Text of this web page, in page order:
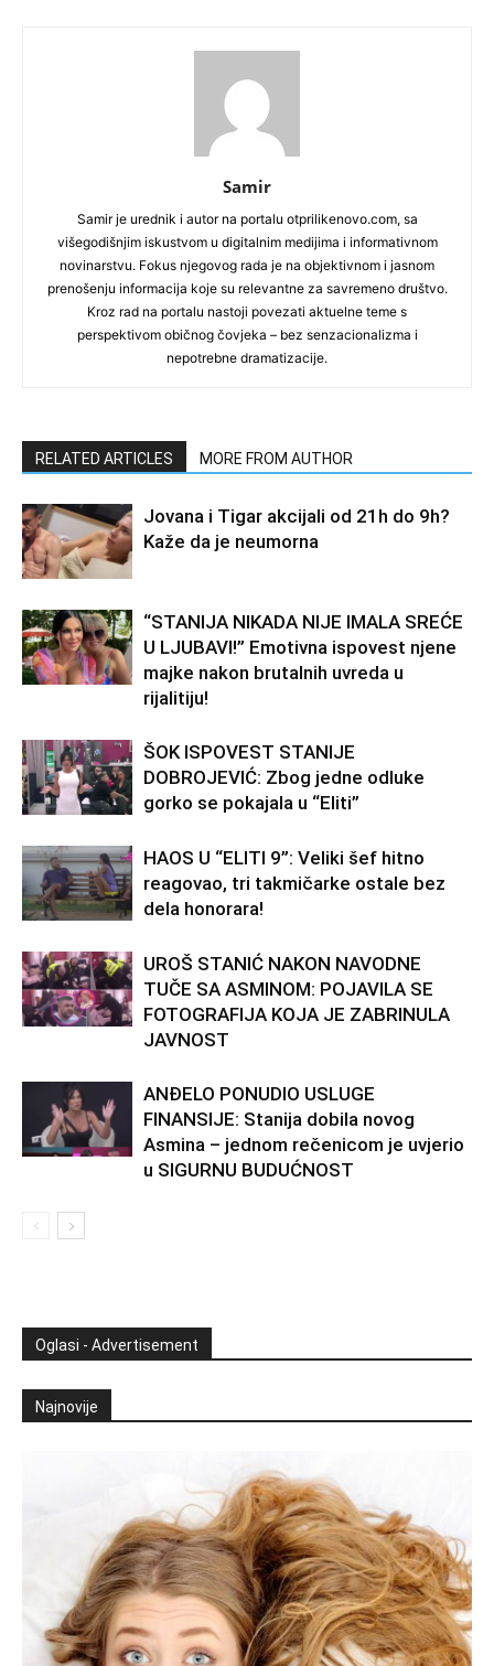
Samir
Samir je urednik i autor na portalu otprilikenovo.com, sa
višegodišnjim iskustvom u digitalnim medijima i informativnom
novinarstvu. Fokus njegovog rada je na objektivnom i jasnom
prenošenju informacija koje su relevantne za savremeno društvo.
Kroz rad na portalu nastoji povezati aktuelne teme s
perspektivom običnog čovjeka – bez senzacionalizma i
nepotrebne dramatizacije.
RELATED ARTICLES MORE FROM AUTHOR
Jovana i Tigar akcijali od 21h do 9h?
Kaže da je neumorna
“STANIJA NIKADA NIJE IMALA SREĆE
U LJUBAVI!” Emotivna ispovest njene
majke nakon brutalnih uvreda u
rijalitiju!
ŠOK ISPOVEST STANIJE
DOBROJEVIĆ: Zbog jedne odluke
gorko se pokajala u “Eliti”
HAOS U “ELITI 9”: Veliki šef hitno
reagovao, tri takmičarke ostale bez
dela honorara!
UROŠ STANIĆ NAKON NAVODNE
TUČE SA ASMINOM: POJAVILA SE
FOTOGRAFIJA KOJA JE ZABRINULA
JAVNOST
ANĐELO PONUDIO USLUGE
FINANSIJE: Stanija dobila novog
Asmina – jednom rečenicom je uvjerio
u SIGURNU BUDUĆNOST
Oglasi - Advertisement
Najnovije